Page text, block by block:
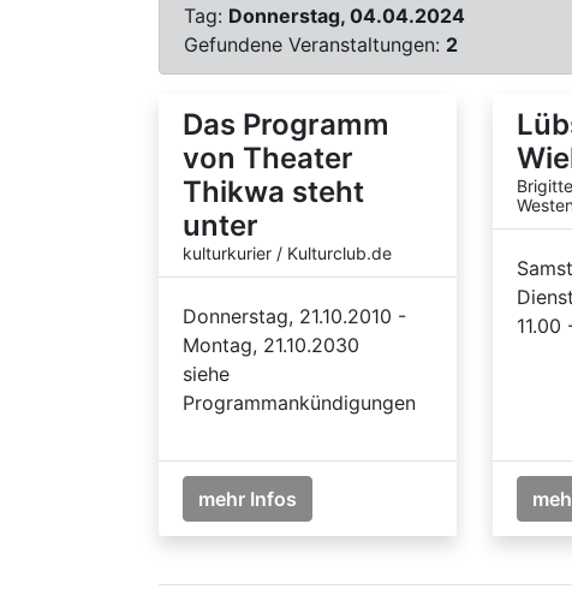
Tag: Donnerstag, 04.04.2024
Gefundene Veranstaltungen: 2
Das Programm
von Theater
Thikwa steht
unter
kulturkurier / Kulturclub.de
Donnerstag, 21.10.2010 -
Montag, 21.10.2030
siehe
Programmankündigungen
mehr Infos
11.00